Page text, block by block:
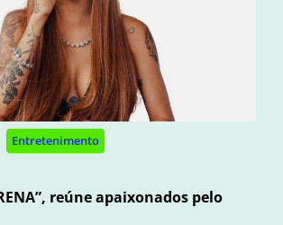
Entretenimento
reúne apaixonados pelo